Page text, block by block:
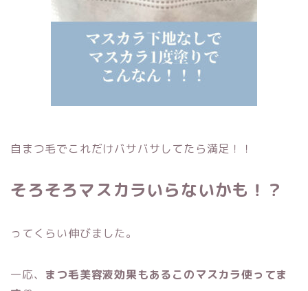
自まつ毛でこれだけバサバサしてたら満足！！
そろそろマスカラいらないかも！？
ってくらい伸びました。
一応、 まつ毛美容液効果もあるこのマスカラ使ってま